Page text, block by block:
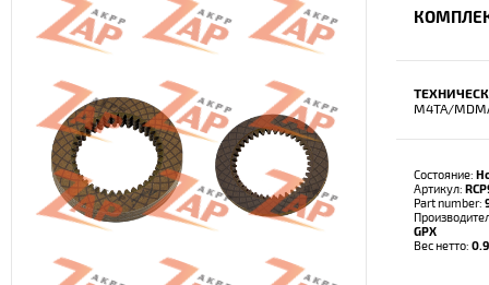
M4TA/
Состояние:
Артикул:
Part number:
GPX
Вес нетто: